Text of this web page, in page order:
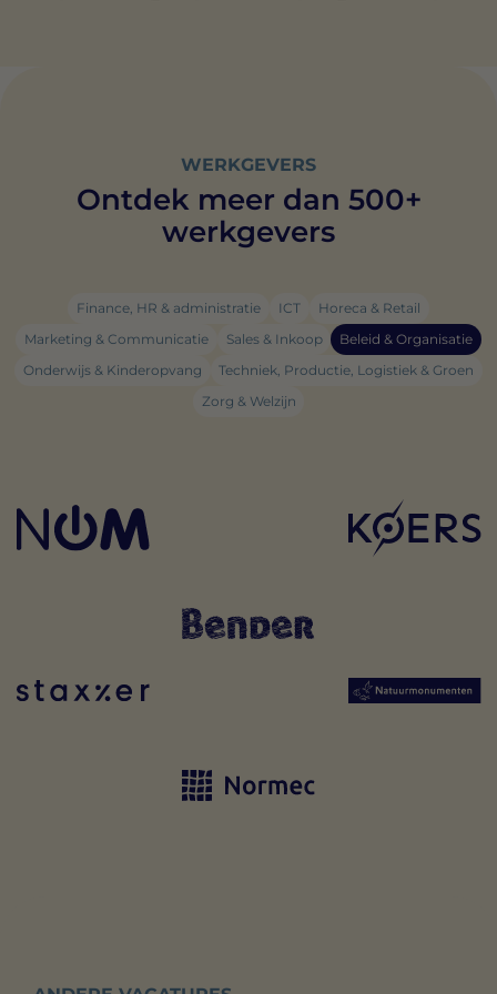
WERKGEVERS
Ontdek meer dan 500+
werkgevers
Finance, HR & administratie ICT
Horeca & Retail
Marketing & Communicatie
Sales & Inkoop
Beleid & Organisatie
Onderwijs & Kinderopvang
Techniek, Productie, Logistiek & Groen
Zorg & Welzijn